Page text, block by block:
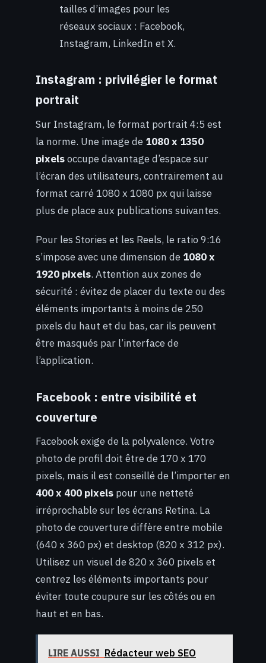
tailles d’images pour les
réseaux sociaux : Facebook,
Instagram, LinkedIn et X.
Instagram : privilégier le format
portrait
Sur Instagram, le format portrait 4:5 est
la norme. Une image de 1080 x 1350
pixelsoccupe davantage d’espace sur
l’écran des utilisateurs, contrairement au
format carré 1080 x 1080 px qui laisse
plus de place aux publications suivantes.
Pour les Stories et les Reels, le ratio 9:16
s’impose avec une dimension de 1080 x
1920 pixels. Attention aux zones de
sécurité : évitez de placer du texte ou des
éléments importants à moins de 250
pixels du haut et du bas, car ils peuvent
être masqués par l’interface de
l’application.
Facebook : entre visibilité et
couverture
Facebook exige de la polyvalence. Votre
photo de profil doit être de 170 x 170
pixels, mais il est conseillé de l’importer en
400 x 400 pixels pour une netteté
irréprochable sur les écrans Retina. La
photo de couverture diffère entre mobile
(640 x 360 px) et desktop (820 x 312 px).
Utilisez un visuel de 820 x 360 pixels et
centrez les éléments importants pour
éviter toute coupure sur les côtés ou en
haut et en bas.
LIRE AUSSI Rédacteur web SEO